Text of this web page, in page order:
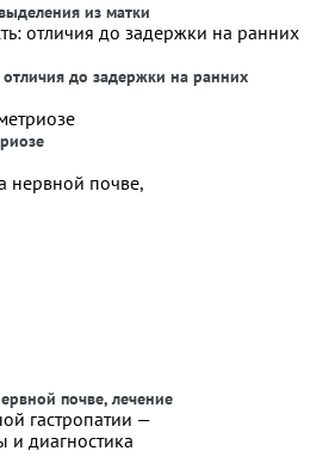
из матки
до задержки на ранних
почве, лечение